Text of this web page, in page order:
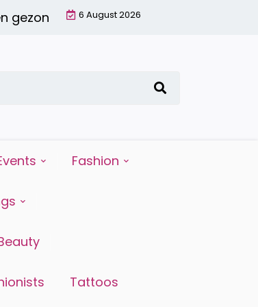
gezond ontbijt met een smoothie:
6 August 2026
Fashion
Tattoos